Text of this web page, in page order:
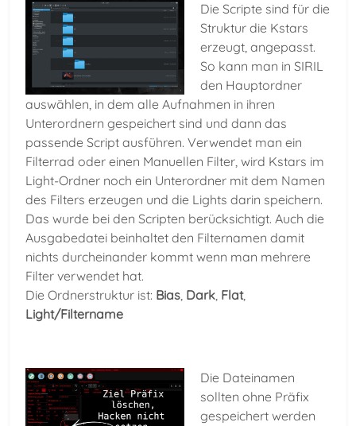
Die Scripte sind für die
Struktur die Kstars
erzeugt, angepasst.
So kann man in SIRIL
den Hauptordner
auswählen, in dem alle Aufnahmen in ihren
Unterordnern gespeichert sind und dann das
passende Script ausführen. Verwendet man ein
Filterrad oder einen Manuellen Filter, wird Kstars im
Light-Ordner noch ein Unterordner mit dem Namen
des Filters erzeugen und die Lights darin speichern.
Das wurde bei den Scripten berücksichtigt. Auch die
Ausgabedatei beinhaltet den Filternamen damit
nichts durcheinander kommt wenn man mehrere
Filter verwendet hat.
Die Ordnerstruktur ist: Bias, Dark, Flat,
Light/Filtername
Die Dateinamen
sollten ohne Präfix
gespeichert werden